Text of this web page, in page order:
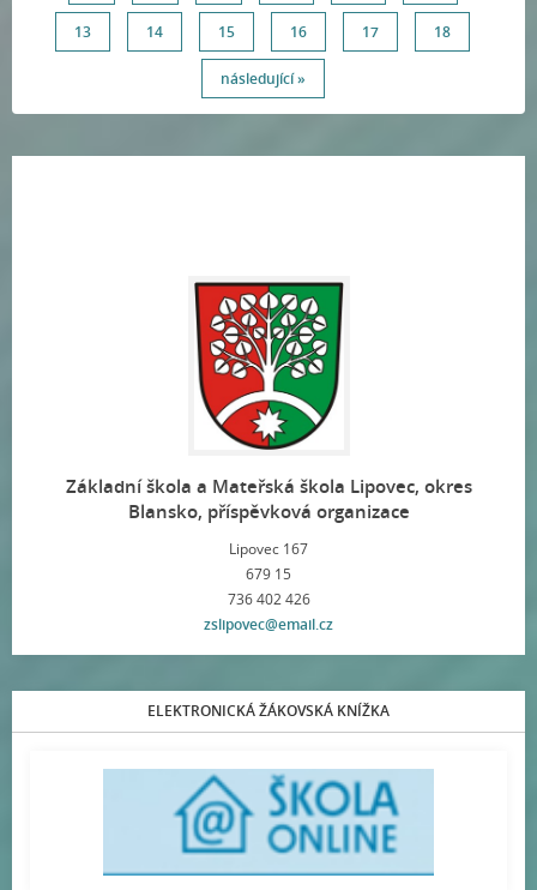
13 14 15 16 17 18
následující »
Základní škola a Mateřská škola Lipovec, okres
Blansko, příspěvková organizace
Lipovec 167
679 15
736 402 426
zslipovec@email.cz
ELEKTRONICKÁ ŽÁKOVSKÁ KNÍŽKA